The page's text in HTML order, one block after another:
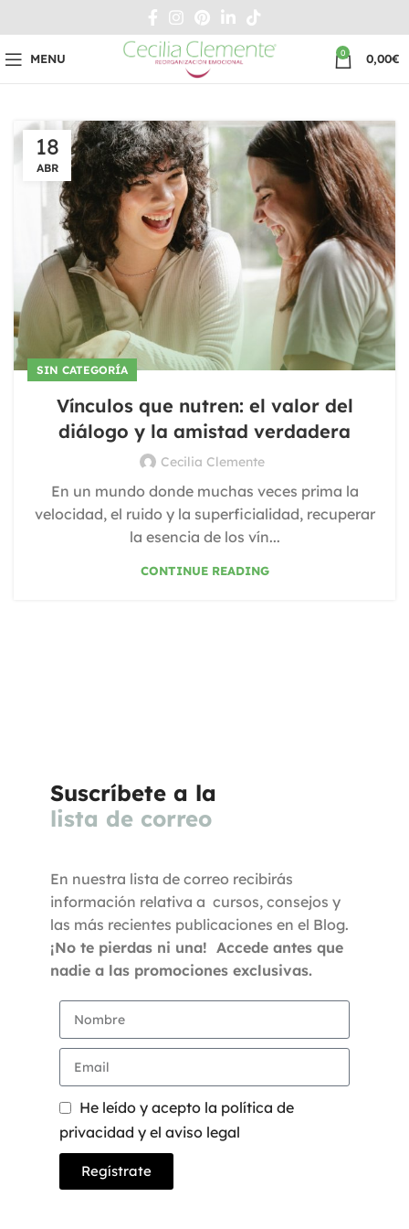
MENU 0 0,00€
18
ABR
SIN CATEGORÍA
Vínculos que nutren: el valor del
diálogo y la amistad verdadera
Cecilia Clemente
En un mundo donde muchas veces prima la
velocidad, el ruido y la superficialidad, recuperar
la esencia de los vín...
CONTINUE READING
Suscríbete a la
lista de correo
En nuestra lista de correo recibirás
información relativa a cursos, consejos y
las más recientes publicaciones en el Blog.
¡No te pierdas ni una! Accede antes que
nadie a las promociones exclusivas.
He leído y acepto la política de
privacidad y el aviso legal
Regístrate